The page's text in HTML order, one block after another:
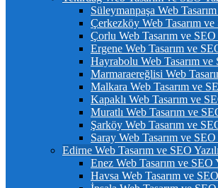
Süleymanpaşa Web
Çerkezköy Web Tasarım ve
Çorlu Web Tasarım ve SEO
Ergene Web Tasarım ve
Hayrabolu Web Tasarım ve
Marmaraereğlisi Web
Malkara Web Tasarım ve
Kapaklı Web Tasarım ve
Muratlı Web Tasarım ve
Şarköy Web Tasarım ve
Saray Web Tasarım ve SEO
Edirne Web Tasarım ve SEO
Enez Web Tasarım ve SEO
Havsa Web Tasarım ve SEO